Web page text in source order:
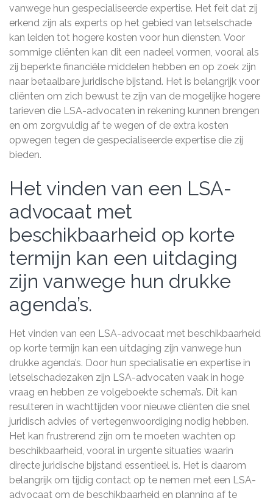
vanwege hun gespecialiseerde expertise. Het feit dat zij
erkend zijn als experts op het gebied van letselschade
kan leiden tot hogere kosten voor hun diensten. Voor
sommige cliënten kan dit een nadeel vormen, vooral als
zij beperkte financiële middelen hebben en op zoek zijn
naar betaalbare juridische bijstand. Het is belangrijk voor
cliënten om zich bewust te zijn van de mogelijke hogere
tarieven die LSA-advocaten in rekening kunnen brengen
en om zorgvuldig af te wegen of de extra kosten
opwegen tegen de gespecialiseerde expertise die zij
bieden.
Het vinden van een LSA-
advocaat met
beschikbaarheid op korte
termijn kan een uitdaging
zijn vanwege hun drukke
agenda’s.
Het vinden van een LSA-advocaat met beschikbaarheid
op korte termijn kan een uitdaging zijn vanwege hun
drukke agenda’s. Door hun specialisatie en expertise in
letselschadezaken zijn LSA-advocaten vaak in hoge
vraag en hebben ze volgeboekte schema’s. Dit kan
resulteren in wachttijden voor nieuwe cliënten die snel
juridisch advies of vertegenwoordiging nodig hebben.
Het kan frustrerend zijn om te moeten wachten op
beschikbaarheid, vooral in urgente situaties waarin
directe juridische bijstand essentieel is. Het is daarom
belangrijk om tijdig contact op te nemen met een LSA-
advocaat om de beschikbaarheid en planning af te